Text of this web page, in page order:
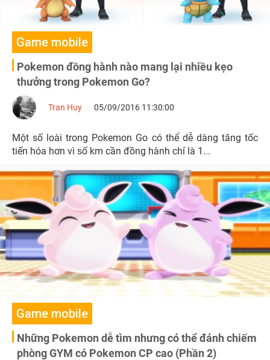
Game mobile
Pokemon đồng hành nào mang lại nhiều kẹo
thưởng trong Pokemon Go?
Tran Huy 05/09/2016 11:30:00
Một số loài trong Pokemon Go có thể dễ dàng tăng tốc
tiến hóa hơn vì số km cần đồng hành chỉ là 1...
Game mobile
Những Pokemon dễ tìm nhưng có thể đánh chiếm
phòng GYM có Pokemon CP cao (Phần 2)